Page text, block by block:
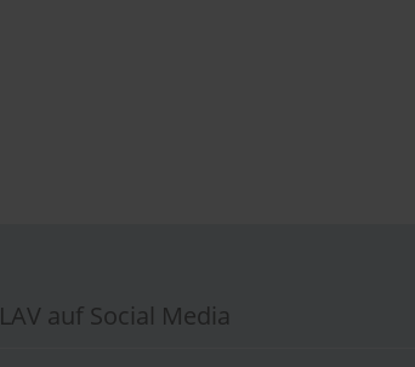
LAV auf Social Media